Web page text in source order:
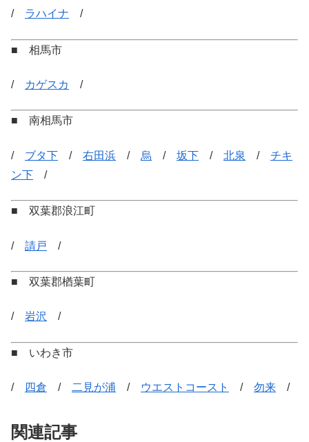
/ ラハイナ /
■ 相馬市
/ カゲスカ /
■ 南相馬市
/ ブタ下 / 右田浜 / 烏 / 坂下 / 北泉 / チキ
ン下 /
■ 双葉郡浪江町
/ 請戸 /
■ 双葉郡楢葉町
/ 岩沢 /
■ いわき市
/ 四倉 / 二見が浦 / ウエストコースト / 勿来 /
関連記事